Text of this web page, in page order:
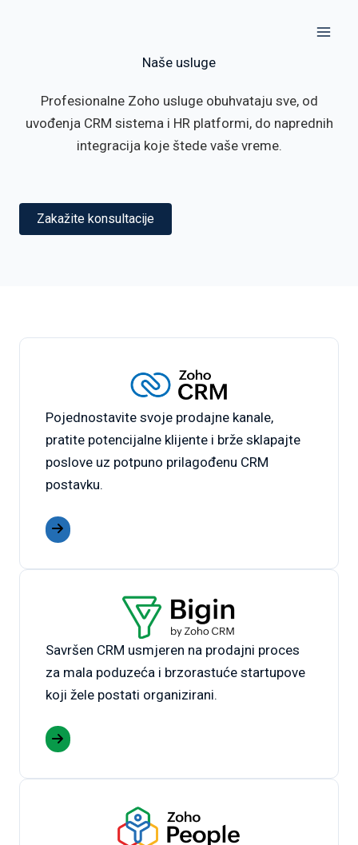
Naše usluge
Profesionalne Zoho usluge obuhvataju sve, od
uvođenja CRM sistema i HR platformi, do naprednih
integracija koje štede vaše vreme.
Zakažite konsultacije
Pojednostavite svoje prodajne kanale,
pratite potencijalne klijente i brže sklapajte
poslove uz potpuno prilagođenu CRM
postavku.
Savršen CRM usmjeren na prodajni proces
za mala poduzeća i brzorastuće startupove
koji žele postati organizirani.